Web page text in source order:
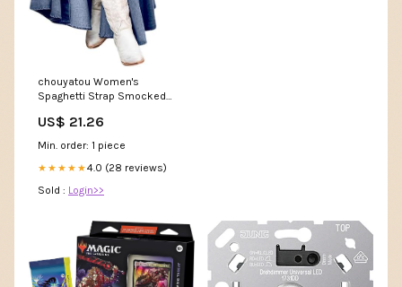
chouyatou Women's
Spaghetti Strap Smocked
Down A-Line Swing Flowy
Maxi Jean Dress (X-Small,
Blue) at Amazon Women's
Clothing store
US$ 21.26
Min. order: 1 piece
★★★★★4.0 (28 reviews)
Sold : Login>>